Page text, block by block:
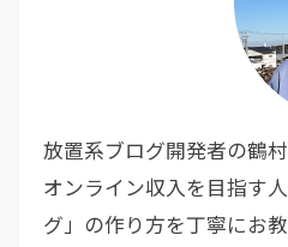
放置系ブログ開発者の鶴村
オンライン収入を目指す
グ」の作り方を丁寧にお